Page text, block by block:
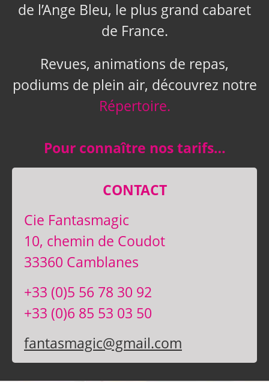
de l’Ange Bleu, le plus grand cabaret
de France.
Revues, animations de repas,
podiums de plein air, découvrez notre
Répertoire.
Pour connaître nos tarifs…
CONTACT
Cie Fantasmagic
10, chemin de Coudot
33360 Camblanes
+33 (0)5 56 78 30 92
+33 (0)6 85 53 03 50
fantasmagic@gmail.com